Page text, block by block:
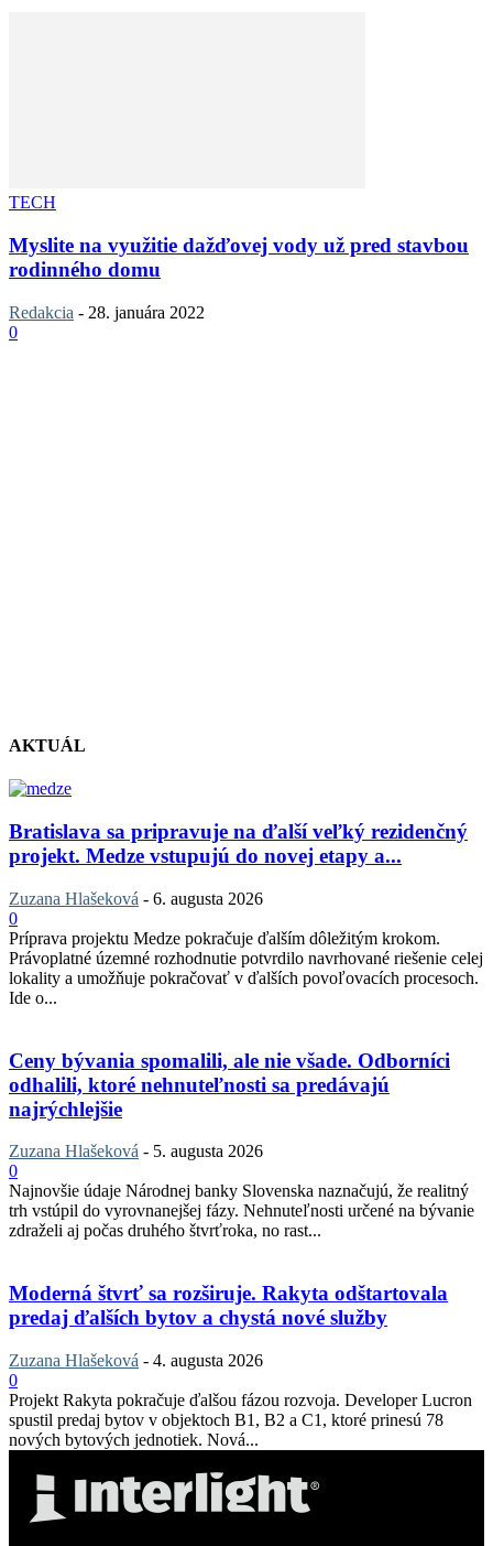
TECH
Myslite na využitie dažďovej vody už pred stavbou
rodinného domu
Redakcia - 28. januára 2022
0
AKTUÁL
Bratislava sa pripravuje na ďalší veľký rezidenčný
projekt. Medze vstupujú do novej etapy a...
Zuzana Hlašeková - 6. augusta 2026
0
Príprava projektu Medze pokračuje ďalším dôležitým krokom.
Právoplatné územné rozhodnutie potvrdilo navrhované riešenie celej
lokality a umožňuje pokračovať v ďalších povoľovacích procesoch.
Ide o...
Ceny bývania spomalili, ale nie všade. Odborníci
odhalili, ktoré nehnuteľnosti sa predávajú
najrýchlejšie
Zuzana Hlašeková - 5. augusta 2026
0
Najnovšie údaje Národnej banky Slovenska naznačujú, že realitný
trh vstúpil do vyrovnanejšej fázy. Nehnuteľnosti určené na bývanie
zdraželi aj počas druhého štvrťroka, no rast...
Moderná štvrť sa rozširuje. Rakyta odštartovala
predaj ďalších bytov a chystá nové služby
Zuzana Hlašeková - 4. augusta 2026
0
Projekt Rakyta pokračuje ďalšou fázou rozvoja. Developer Lucron
spustil predaj bytov v objektoch B1, B2 a C1, ktoré prinesú 78
nových bytových jednotiek. Nová...